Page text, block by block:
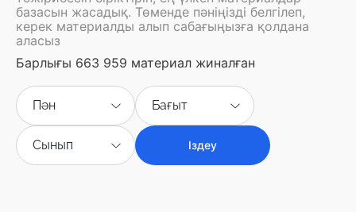
базасын жасадық. Төменде пәніңізді белгілеп,
керек материалды алып сабағыңызға қолдана
аласыз
Барлығы 663 959 материал жиналған
Пән Бағыт
Сынып Іздеу